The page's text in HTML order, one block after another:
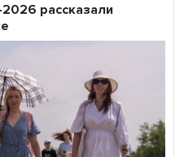
рассказали